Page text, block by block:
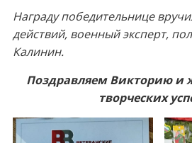
Награду победительнице
действий, военный эксперт,
Калинин.
️Поздравляем Викторию и
творческих